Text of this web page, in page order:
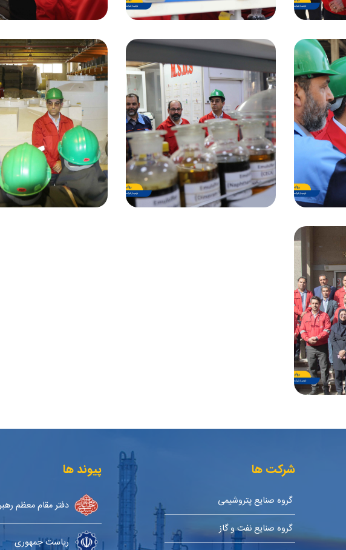
شرکت ها
گروه صنایع پتروشیمی
گروه صنایع نفت و گاز
پیوند ها
دفتر مقام معظم
ریاست جمهوری